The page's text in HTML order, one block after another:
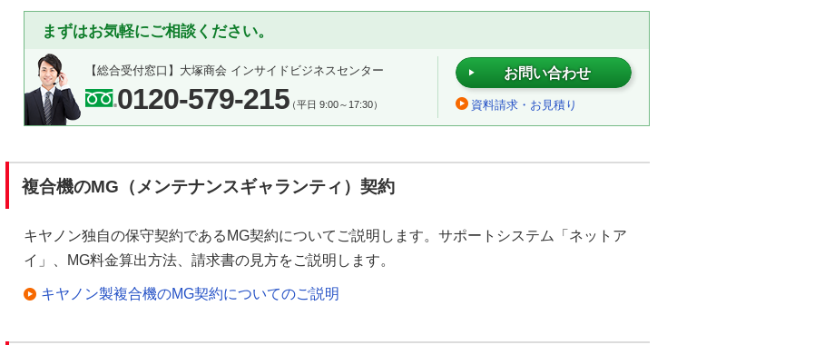
まずはお気軽にご相談ください。
【総合受付窓口】 大塚商会 インサイドビジネスセンター
0120-579-215（平日 9:00～17:30）
お問い合わせ
資料請求・お見積り
複合機のMG（メンテナンスギャランティ）契約
キヤノン独自の保守契約であるMG契約についてご説明します。サポートシステム「ネットア
イ」、MG料金算出方法、請求書の見方をご説明します。
キヤノン製複合機のMG契約についてのご説明